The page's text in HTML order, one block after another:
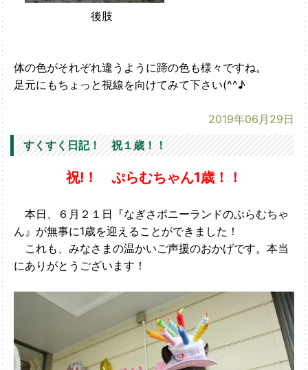
後肢
体の色がそれぞれ違うように蹄の色も様々ですね。
足元にもちょっと視線を向けてみて下さい(^^♪
2019年06月29日
すくすく日記！ 祝１歳！！
祝!！ ぷらむちゃん1歳！！
本日、６月２１日『なぎさポニーランドのぷらむちゃ
ん』が無事に1歳を迎えることができました！
これも、みなさまの温かいご声援のおかげです。本当
にありがとうございます！